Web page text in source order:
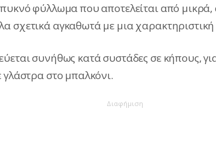
φύλλωμα που αποτελείται από
σχετικά αγκαθωτά με μια
συνήθως κατά συστάδες σε κήπους,
στο μπαλκόνι.
Διαφήμιση